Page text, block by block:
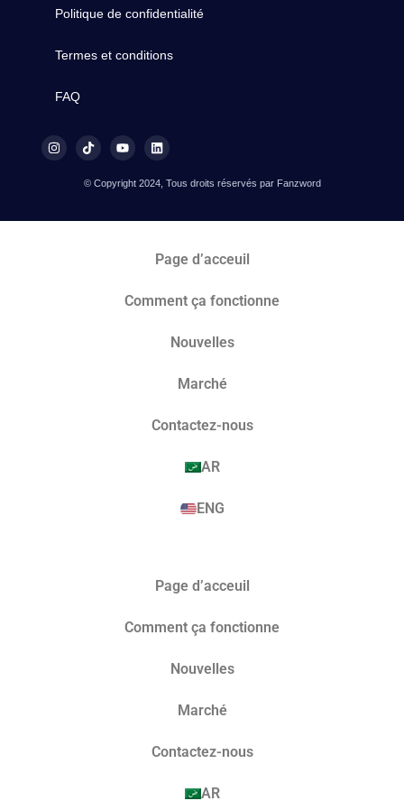
Politique de confidentialité
Termes et conditions
FAQ
© Copyright 2024, Tous droits réservés par Fanzword
Page d’acceuil
Comment ça fonctionne
Nouvelles
Marché​
Contactez-nous
AR
ENG
Page d’acceuil
Comment ça fonctionne
Nouvelles
Marché​
Contactez-nous
AR